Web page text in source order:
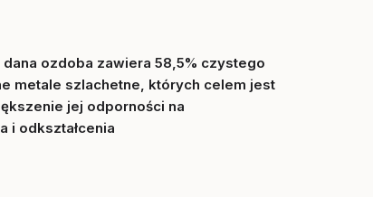
ozdoba zawiera 58,5% czystego
metale szlachetne, których celem jest
jej odporności na
i odkształcenia